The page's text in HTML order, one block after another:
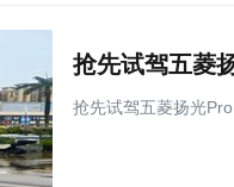
抢先试驾五菱
抢先试驾五菱扬光